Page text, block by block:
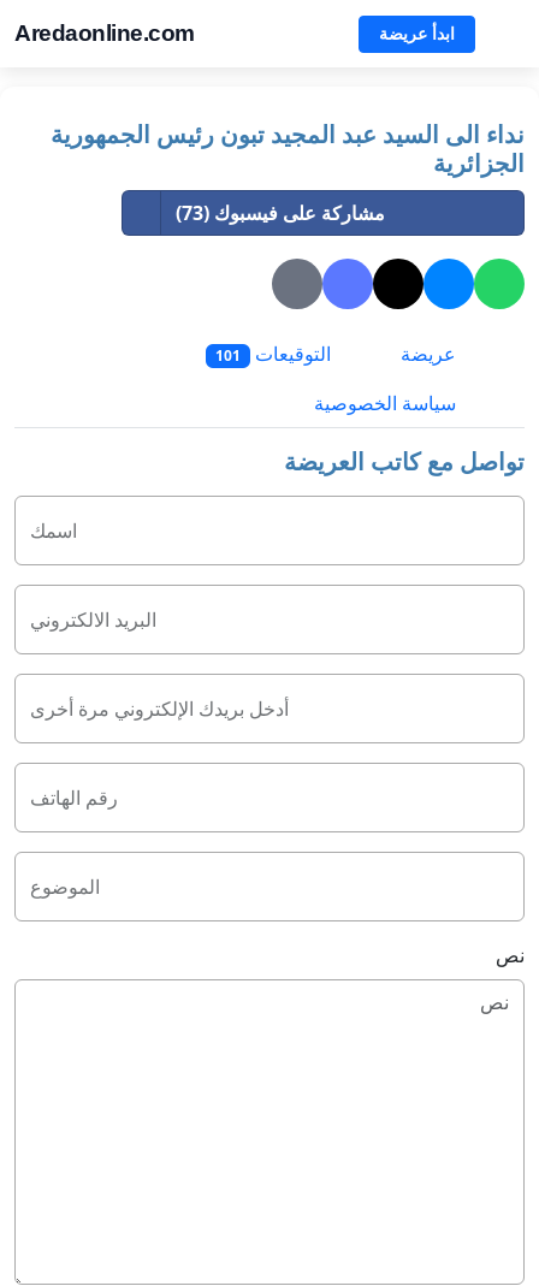
Aredaonline.com ابدأ عريضة
نداء الى السيد عبد المجيد تبون رئيس الجمهورية
الجزائرية
مشاركة على فيسبوك (73)
عريضة التوقيعات 101
سياسة الخصوصية
تواصل مع كاتب العريضة
اسمك
البريد الالكتروني
أدخل بريدك الإلكتروني مرة أخرى
رقم الهاتف
الموضوع
نص